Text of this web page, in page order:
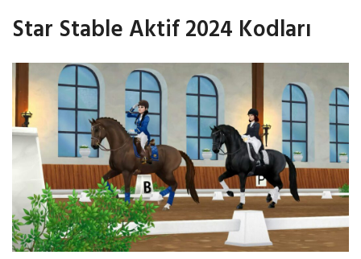
Star Stable Aktif 2024 Kodları